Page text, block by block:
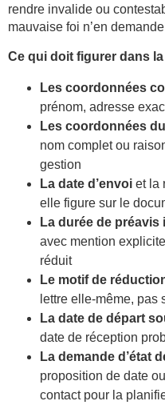
rendre invalide ou
mauvaise foi n’en
Ce qui doit figurer dans
Les coordonnées
prénom, adresse
Les coordonnées
nom complet ou
gestion
La date d’envoi et la
elle figure sur le
La durée de préavis
avec mention
réduit
Le motif de
lettre elle-même,
La date de départ
date de réception
La demande d’état
proposition de date
contact pour la